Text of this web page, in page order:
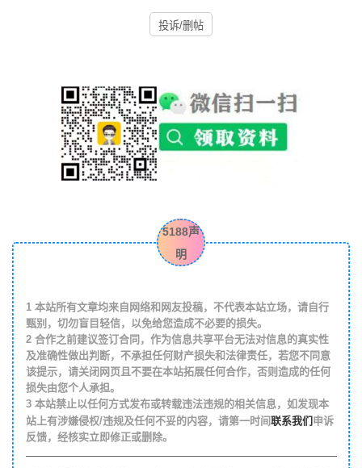
投诉/删帖
5188声
明
1本站所有文章均来自网络和网友投稿，不代表本站立场，请自行
甄别，切勿盲目轻信，以免给您造成不必要的损失。
2合作之前建议签订合同，作为信息共享平台无法对信息的真实性
及准确性做出判断，不承担任何财产损失和法律责任，若您不同意
该提示，请关闭网页且不要在本站拓展任何合作，否则造成的任何
损失由您个人承担。
3本站禁止以任何方式发布或转载违法违规的相关信息，如发现本
站上有涉嫌侵权/违规及任何不妥的内容，请第一时间联系我们申诉
反馈，经核实立即修正或删除。